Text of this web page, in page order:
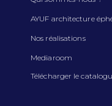
AYUF architecture
Nos réalisations
Mediaroom
Télécharger le